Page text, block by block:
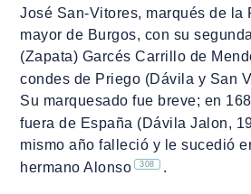
José San-Vitores, marqués de la
mayor de Burgos, con su
(Zapata) Garcés Carrillo de
condes de Priego (Dávila y San
Su marquesado fue breve; en
fuera de España (Dávila Jalon,
mismo año falleció y le sucedió
hermano Alonso
308 .